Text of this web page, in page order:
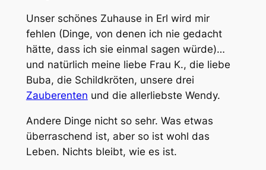
Unser schönes Zuhause in Erl wird mir
fehlen (Dinge, von denen ich nie gedacht
hätte, dass ich sie einmal sagen würde)…
und natürlich meine liebe Frau K., die liebe
Buba, die Schildkröten, unsere drei
Zauberenten und die allerliebste Wendy.
Andere Dinge nicht so sehr. Was etwas
überraschend ist, aber so ist wohl das
Leben. Nichts bleibt, wie es ist.